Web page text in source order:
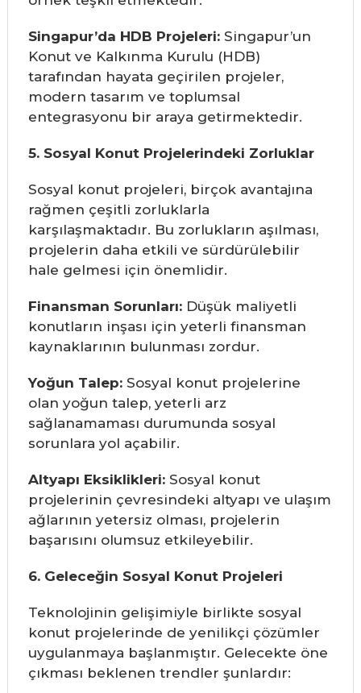
Singapur’da HDB Projeleri:Singapur’un
Konut ve Kalkınma Kurulu (HDB)
tarafından hayata geçirilen projeler,
modern tasarım ve toplumsal
entegrasyonu bir araya getirmektedir.
5. Sosyal Konut Projelerindeki Zorluklar
Sosyal konut projeleri, birçok avantajına
rağmen çeşitli zorluklarla
karşılaşmaktadır. Bu zorlukların aşılması,
projelerin daha etkili ve sürdürülebilir
hale gelmesi için önemlidir.
Finansman Sorunları:Düşük maliyetli
konutların inşası için yeterli finansman
kaynaklarının bulunması zordur.
Yoğun Talep:Sosyal konut projelerine
olan yoğun talep, yeterli arz
sağlanamaması durumunda sosyal
sorunlara yol açabilir.
Altyapı Eksiklikleri:Sosyal konut
projelerinin çevresindeki altyapı ve ulaşım
ağlarının yetersiz olması, projelerin
başarısını olumsuz etkileyebilir.
6. Geleceğin Sosyal Konut Projeleri
Teknolojinin gelişimiyle birlikte sosyal
konut projelerinde de yenilikçi çözümler
uygulanmaya başlanmıştır. Gelecekte öne
çıkması beklenen trendler şunlardır: